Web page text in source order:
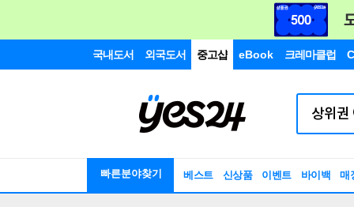
국내도서 외국도서 중고샵 eBook 크레마클럽
빠른분야찾기 베스트 신상품 이벤트 바이백 매